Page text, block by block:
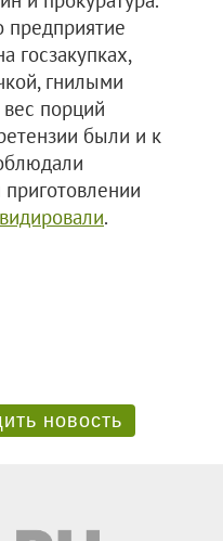
предприятие
госзакупках,
гнилыми
порций
были и к
.
новость